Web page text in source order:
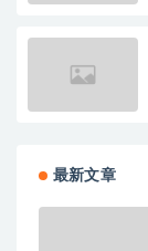
最新文章